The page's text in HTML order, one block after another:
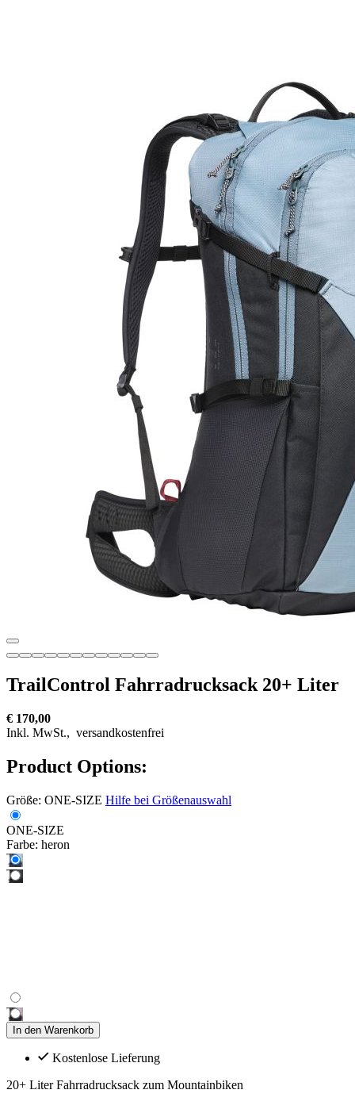
TrailControl Fahrradrucksack 20+ Liter
€ 170,00
Inkl. MwSt., versandkostenfrei
Product Options:
Größe: ONE-SIZE Hilfe bei Größenauswahl
ONE-SIZE
Farbe: heron
In den Warenkorb
Kostenlose Lieferung
20+ Liter Fahrradrucksack zum Mountainbiken